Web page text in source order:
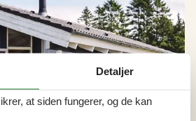
Detaljer
at siden fungerer, og de kan